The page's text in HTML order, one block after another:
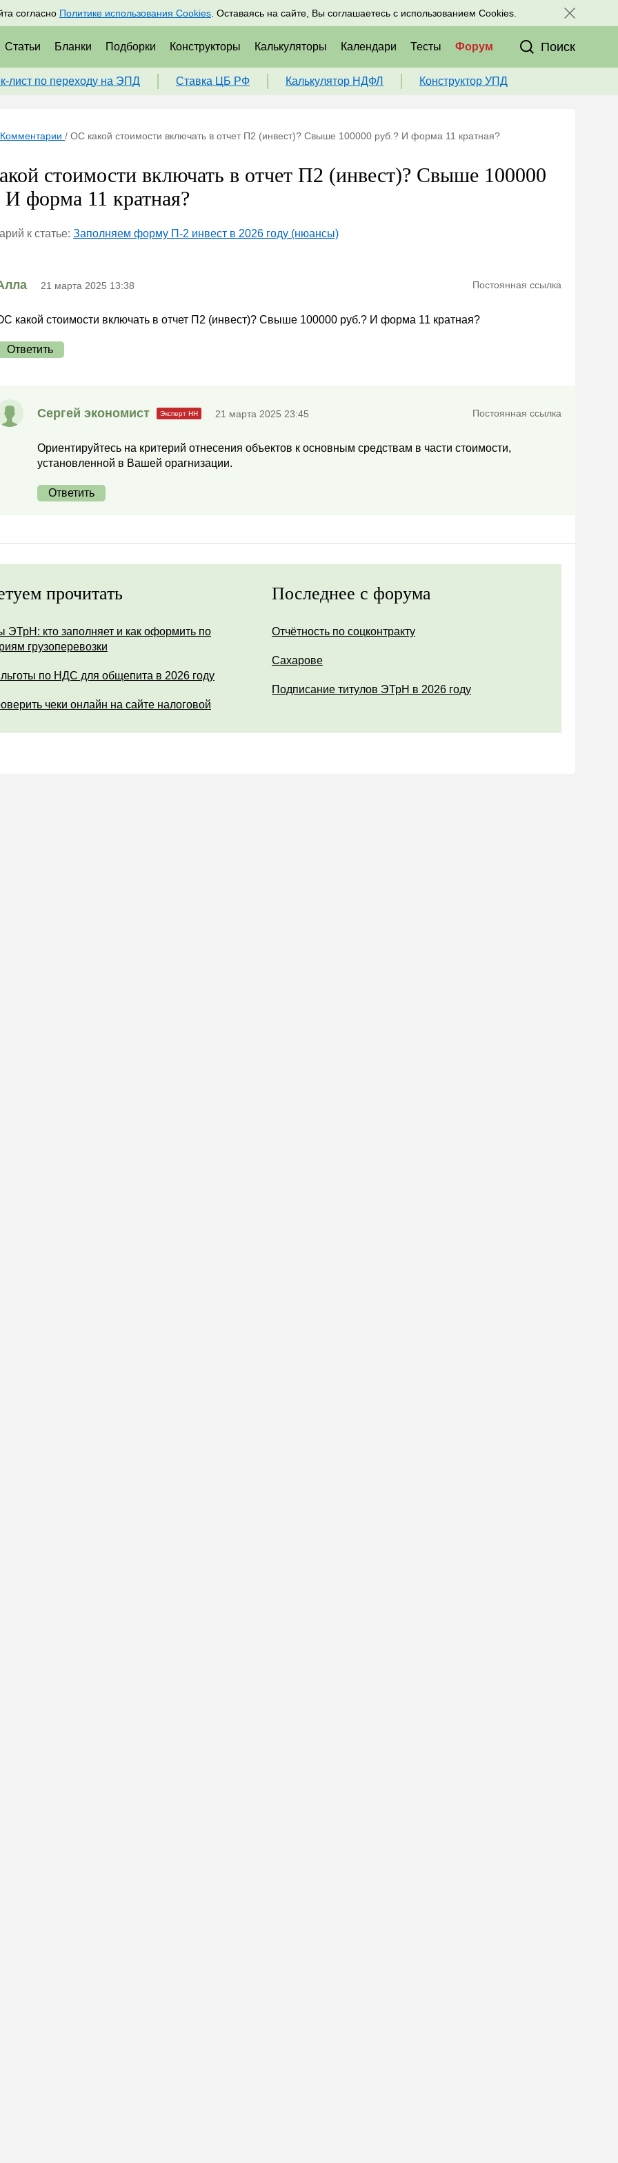
согласно Политике использования Cookies . Оставаясь на сайте, Вы соглашаетесь с использованием Cookies.
Подписаться Присоединяйтесь к нам в соц. сетях:
Статьи Бланки Подборки Конструкторы Калькуляторы Календари Тесты Форум Поиск
лист по переходу на ЭПД Ставка ЦБ РФ Калькулятор НДФЛ Конструктор УПД
Комментарии / ОС какой стоимости включать в отчет П2 (инвест)? Свыше 100000 руб.? И форма 11 кратная?
стоимости включать в отчет П2 (инвест)? Свыше 100000
И форма 11 кратная?
к статье: Заполняем форму П-2 инвест в 2026 году (нюансы)
21 марта 2025 13:38 Постоянная ссылка
какой стоимости включать в отчет П2 (инвест)? Свыше 100000 руб.? И форма 11 кратная?
Ответить
Сергей экономист 21 марта 2025 23:45 Постоянная ссылка
Ориентируйтесь на критерий отнесения объектов к основным средствам в части стоимости,
установленной в Вашей орагнизации.
Ответить
прочитать
ЭТрН: кто заполняет и как оформить по
грузоперевозки
льготы по НДС для общепита в 2026 году
чеки онлайн на сайте налоговой
Последнее с форума
Отчётность по соцконтракту
Сахарове
Подписание титулов ЭТрН в 2026 году